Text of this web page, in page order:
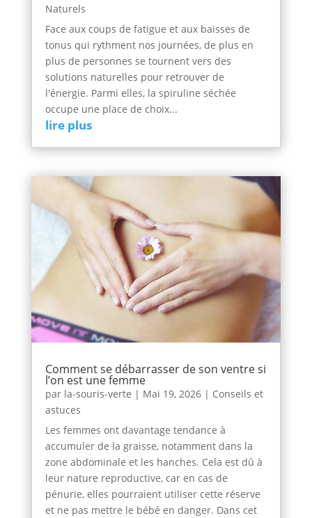
Naturels
Face aux coups de fatigue et aux baisses de
tonus qui rythment nos journées, de plus en
plus de personnes se tournent vers des
solutions naturelles pour retrouver de
l'énergie. Parmi elles, la spiruline séchée
occupe une place de choix...
lire plus
Comment se débarrasser de son ventre si
l’on est une femme
par la-souris-verte | Mai 19, 2026| Conseils et
astuces
Les femmes ont davantage tendance à
accumuler de la graisse, notamment dans la
zone abdominale et les hanches. Cela est dû à
leur nature reproductive, car en cas de
pénurie, elles pourraient utiliser cette réserve
et ne pas mettre le bébé en danger. Dans cet